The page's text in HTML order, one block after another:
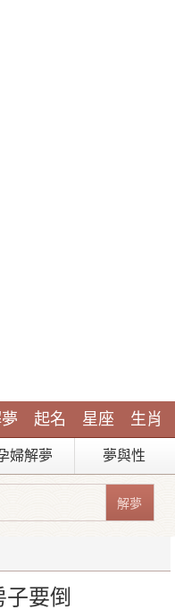
起名 星座 生肖
婦解夢 夢與性
要倒